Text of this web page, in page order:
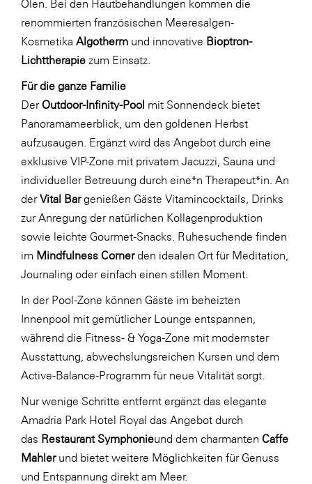
WKS Fachgruppe Finanzdienstleister
WK UBIT
Media
Ölen. Bei den Hautbehandlungen kommen die
renommierten französischen Meeresalgen-
Kosmetika Algotherm und innovative Bioptron-
Lichttherapie zum Einsatz.
Für die ganze Familie
DerOutdoor-Infinity-Pool mit Sonnendeck bietet
Panoramameerblick, um den goldenen Herbst
aufzusaugen. Ergänzt wird das Angebot durch eine
exklusive VIP-Zone mit privatem Jacuzzi, Sauna und
individueller Betreuung durch eine*n Therapeut*in. An
derVital Bargenießen Gäste Vitamincocktails, Drinks
zur Anregung der natürlichen Kollagenproduktion
sowie leichte Gourmet-Snacks. Ruhesuchende finden
im Mindfulness Cornerden idealen Ort für Meditation,
Journaling oder einfach einen stillen Moment.
In der Pool-Zone können Gäste im beheizten
Innenpool mit gemütlicher Lounge entspannen,
während die Fitness- & Yoga-Zone mit modernster
Ausstattung, abwechslungsreichen Kursen und dem
Active-Balance-Programm für neue Vitalität sorgt.
Nur wenige Schritte entfernt ergänzt das elegante
Amadria Park Hotel Royal das Angebot durch
das Restaurant Symphonieund dem charmanten Caffe
Mahlerund bietet weitere Möglichkeiten für Genuss
und Entspannung direkt am Meer.